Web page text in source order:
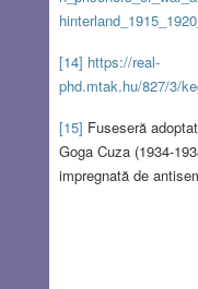
hinterland_1915_1920_
[14] https://real-
phd.mtak.hu/827/3/
[15] Fuseseră
Goga Cuza (1934-
impregnată de